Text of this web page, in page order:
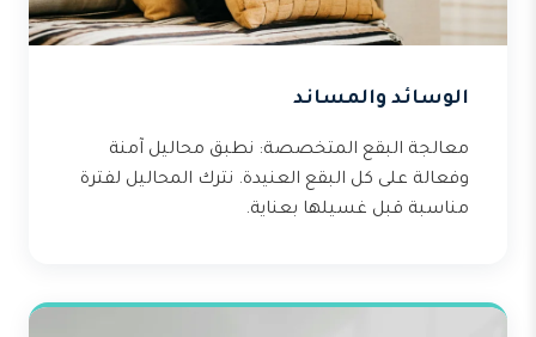
الوسائد والمساند
معالجة البقع المتخصصة: نطبق محاليل آمنة
وفعالة على كل البقع العنيدة. نترك المحاليل لفترة
مناسبة قبل غسيلها بعناية.